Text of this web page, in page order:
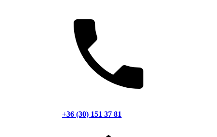
+36 (30) 151 37 81